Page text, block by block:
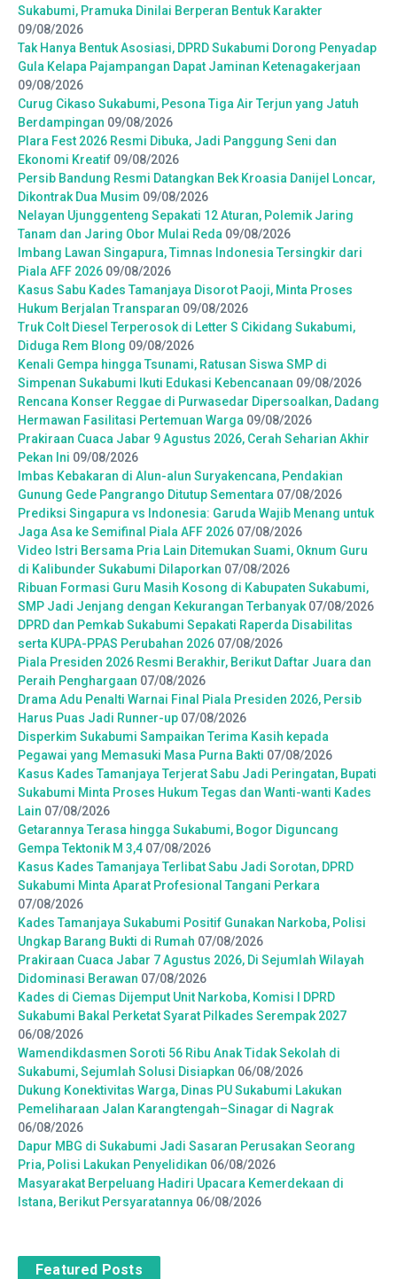
Sukabumi, Pramuka Dinilai Berperan Bentuk Karakter
09/08/2026
Tak Hanya Bentuk Asosiasi, DPRD Sukabumi Dorong Penyadap
Gula Kelapa Pajampangan Dapat Jaminan Ketenagakerjaan
09/08/2026
Curug Cikaso Sukabumi, Pesona Tiga Air Terjun yang Jatuh
Berdampingan 09/08/2026
Plara Fest 2026 Resmi Dibuka, Jadi Panggung Seni dan
Ekonomi Kreatif 09/08/2026
Persib Bandung Resmi Datangkan Bek Kroasia Danijel Loncar,
Dikontrak Dua Musim 09/08/2026
Nelayan Ujunggenteng Sepakati 12 Aturan, Polemik Jaring
Tanam dan Jaring Obor Mulai Reda 09/08/2026
Imbang Lawan Singapura, Timnas Indonesia Tersingkir dari
Piala AFF 2026 09/08/2026
Kasus Sabu Kades Tamanjaya Disorot Paoji, Minta Proses
Hukum Berjalan Transparan 09/08/2026
Truk Colt Diesel Terperosok di Letter S Cikidang Sukabumi,
Diduga Rem Blong 09/08/2026
Kenali Gempa hingga Tsunami, Ratusan Siswa SMP di
Simpenan Sukabumi Ikuti Edukasi Kebencanaan 09/08/2026
Rencana Konser Reggae di Purwasedar Dipersoalkan, Dadang
Hermawan Fasilitasi Pertemuan Warga 09/08/2026
Prakiraan Cuaca Jabar 9 Agustus 2026, Cerah Seharian Akhir
Pekan Ini 09/08/2026
Imbas Kebakaran di Alun-alun Suryakencana, Pendakian
Gunung Gede Pangrango Ditutup Sementara 07/08/2026
Prediksi Singapura vs Indonesia: Garuda Wajib Menang untuk
Jaga Asa ke Semifinal Piala AFF 2026 07/08/2026
Video Istri Bersama Pria Lain Ditemukan Suami, Oknum Guru
di Kalibunder Sukabumi Dilaporkan 07/08/2026
Ribuan Formasi Guru Masih Kosong di Kabupaten Sukabumi,
SMP Jadi Jenjang dengan Kekurangan Terbanyak 07/08/2026
DPRD dan Pemkab Sukabumi Sepakati Raperda Disabilitas
serta KUPA-PPAS Perubahan 2026 07/08/2026
Piala Presiden 2026 Resmi Berakhir, Berikut Daftar Juara dan
Peraih Penghargaan 07/08/2026
Drama Adu Penalti Warnai Final Piala Presiden 2026, Persib
Harus Puas Jadi Runner-up 07/08/2026
Disperkim Sukabumi Sampaikan Terima Kasih kepada
Pegawai yang Memasuki Masa Purna Bakti 07/08/2026
Kasus Kades Tamanjaya Terjerat Sabu Jadi Peringatan, Bupati
Sukabumi Minta Proses Hukum Tegas dan Wanti-wanti Kades
Lain 07/08/2026
Getarannya Terasa hingga Sukabumi, Bogor Diguncang
Gempa Tektonik M 3,4 07/08/2026
Kasus Kades Tamanjaya Terlibat Sabu Jadi Sorotan, DPRD
Sukabumi Minta Aparat Profesional Tangani Perkara
07/08/2026
Kades Tamanjaya Sukabumi Positif Gunakan Narkoba, Polisi
Ungkap Barang Bukti di Rumah 07/08/2026
Prakiraan Cuaca Jabar 7 Agustus 2026, Di Sejumlah Wilayah
Didominasi Berawan 07/08/2026
Kades di Ciemas Dijemput Unit Narkoba, Komisi I DPRD
Sukabumi Bakal Perketat Syarat Pilkades Serempak 2027
06/08/2026
Wamendikdasmen Soroti 56 Ribu Anak Tidak Sekolah di
Sukabumi, Sejumlah Solusi Disiapkan 06/08/2026
Dukung Konektivitas Warga, Dinas PU Sukabumi Lakukan
Pemeliharaan Jalan Karangtengah–Sinagar di Nagrak
06/08/2026
Dapur MBG di Sukabumi Jadi Sasaran Perusakan Seorang
Pria, Polisi Lakukan Penyelidikan 06/08/2026
Masyarakat Berpeluang Hadiri Upacara Kemerdekaan di
Istana, Berikut Persyaratannya 06/08/2026
Featured Posts